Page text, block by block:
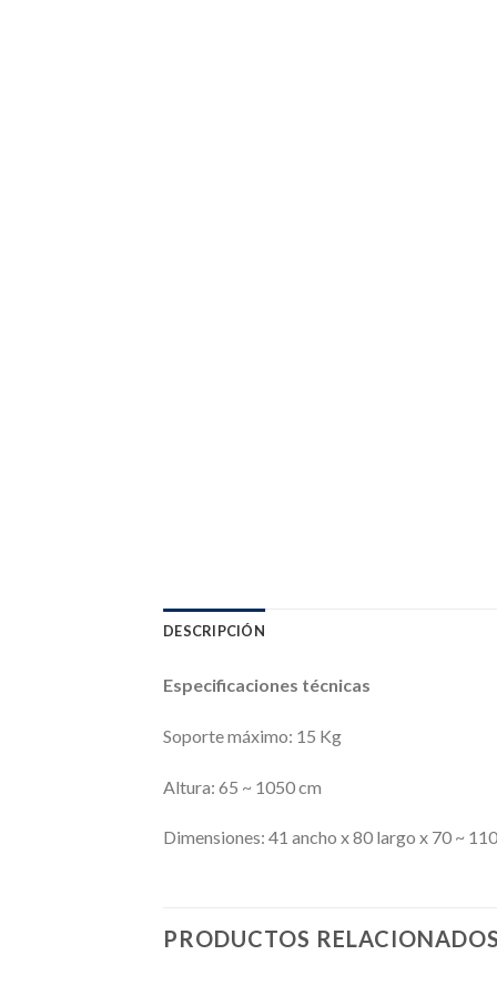
DESCRIPCIÓN
Especificaciones técnicas
Soporte máximo: 15 Kg
Altura: 65 ~ 1050 cm
Dimensiones: 41 ancho x 80 largo x 70 ~
PRODUCTOS RELACIONADOS